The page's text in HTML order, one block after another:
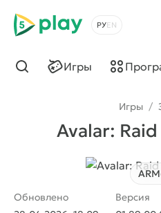
5play
Выбрать язык
Игры
Найти
Игры /
Avalar:
Обновлено
Версия